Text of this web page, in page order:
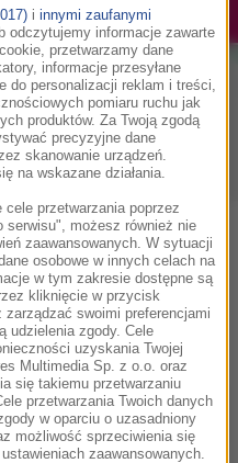
muzyczne
/FEZZO/
Does It Feel
i innymi zaufanymi
odczytujemy informacje zawarte
przetwarzamy dane
informacje przesyłane
do personalizacji reklam i treści,
pomiaru ruchu jak
produktów. Za Twoją zgodą
precyzyjne dane
skanowanie urządzeń.
na wskazane działania.
przetwarzania poprzez
serwisu", możesz również nie
zaawansowanych. W sytuacji
osobowe w innych celach na
w tym zakresie dostępne są
kliknięcie w przycisk
swoimi preferencjami
udzielenia zgody. Cele
uzyskania Twojej
Multimedia Sp. z o.o. oraz
się takiemu przetwarzaniu
przetwarzania Twoich danych
w oparciu o uzasadniony
możliwość sprzeciwienia się
zaawansowanych.